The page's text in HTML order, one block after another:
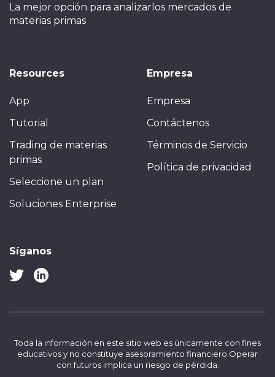
La mejor opción para analizar los mercados de
materias primas
Resources
App
Tutorial
Trading de materias
primas
Seleccione un plan
Soluciones Enterprise
Empresa
Empresa
Contáctenos
Términos de Servicio
Política de privacidad
Síganos
Toda la información en este sitio web es únicamente con fines
educativos y no constituye asesoramiento financiero. Operar
con futuros implica un riesgo de pérdida.